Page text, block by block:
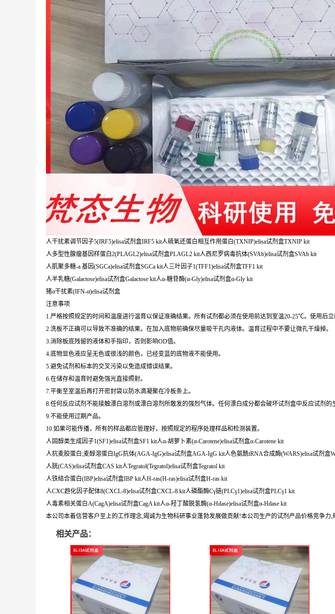
人干扰素调节因子5(IRF5)elisa试剂盒IRF5 kit人硫氧还蛋白相互作用蛋白(TXNIP)elisa试剂盒TXNIP kit
人多型性腺瘤基因样蛋白2(PLAGL2)elisa试剂盒PLAGL2 kit人西尼罗病毒抗体(SVAb)elisa试剂盒SVAb kit
人肌聚多糖-a 基因(SGCa)elisa试剂盒SGCa kit人三叶因子1(TFF1)elisa试剂盒TFF1 kit
人半乳糖(Galactose)elisa试剂盒Galactose kit人α-糖苷酶(α-Gly)elisa试剂盒α-Gly kit
猪α干扰素(IFN-α)elisa试剂盒
注意事项
1.严格按照规定的时间和温度进行温育以保证准确结果。所有试剂都必须在使用前达到室温20-25℃。使用后立
2.洗板不正确可以导致不准确的结果。在加入底物前确保尽量吸干孔内液体。温育过程中不要让微孔干燥掉。
3.消除板底残留的液体和手指印，否则影响OD值。
4.底物显色液应呈无色或很浅的颜色，已经变蓝的底物液不能使用。
5.避免试剂和标本的交叉污染以免造成错误结果。
6.在储存和温育时避免强光直接照射。
7.平衡至室温后再打开密封袋以防水滴凝聚在冷板条上。
8.任何反应试剂不能接触漂白溶剂或漂白溶剂所散发的强烈气体。任何漂白成分都会破坏试剂盒中反应试剂的
9.不能使用过期产品。
10.如果可能传播，所有的样品都应管理好，按照规定的程序处理样品和检测装置。
人固醇类生成因子1(SF1)elisa试剂盒SF1 kit人α-胡萝卜素(α-Carotene)elisa试剂盒α-Carotene kit
人抗麦胶蛋白;麦醇溶蛋白IgG抗体(AGA-IgG)elisa试剂盒AGA-IgG kit人色氨酰tRNA合成酶(WARS)elisa试剂盒
人胱(CAS)elisa试剂盒CAS kit人Tegratol(Tegratol)elisa试剂盒Tegratol kit
人铁结合蛋白(IBP)elisa试剂盒IBP kit人H-ras(H-ras)elisa试剂盒H-ras kit
人CXC趋化因子配体8(CXCL-8)elisa试剂盒CXCL-8 kit人磷酯酶Cγ链(PLCγ1)elisa试剂盒PLCγ1 kit
人毒素相关蛋白A(CagA)elisa试剂盒CagA kit人α-羟丁酸脱氢酶(α-Hdase)elisa试剂盒α-Hdase kit
本公司本着信营客户至上的工作理念,竭诚为生物科研事业蓬勃发展做贡献!本公司生产的试剂产品价格竞争力
相关产品：